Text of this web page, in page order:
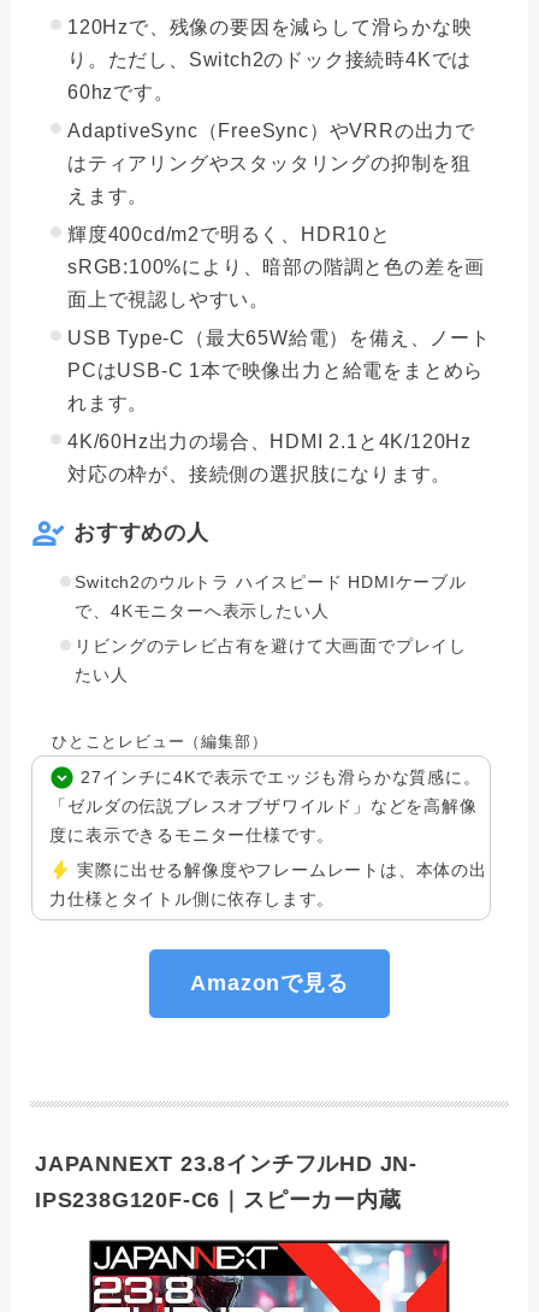
120Hzで、残像の要因を減らして滑らかな映
り。ただし、Switch2のドック接続時4Kでは
60hzです。
AdaptiveSync（FreeSync）やVRRの出力で
はティアリングやスタッタリングの抑制を狙
えます。
輝度400cd/m2で明るく、HDR10と
sRGB:100%により、暗部の階調と色の差を画
面上で視認しやすい。
USB Type-C（最大65W給電）を備え、ノート
PCはUSB-C 1本で映像出力と給電をまとめら
れます。
4K/60Hz出力の場合、HDMI 2.1と4K/120Hz
対応の枠が、接続側の選択肢になります。
おすすめの人
Switch2のウルトラ ハイスピード HDMIケーブル
で、4Kモニターへ表示したい人
リビングのテレビ占有を避けて大画面でプレイし
たい人
ひとことレビュー（編集部）
27インチに4Kで表示でエッジも滑らかな質感に。
「ゼルダの伝説ブレスオブザワイルド」などを高解像
度に表示できるモニター仕様です。
実際に出せる解像度やフレームレートは、本体の出
力仕様とタイトル側に依存します。
Amazonで見る
JAPANNEXT 23.8インチフルHD JN-
IPS238G120F-C6｜スピーカー内蔵